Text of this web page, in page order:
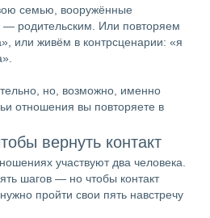
семью, вооружённые
родительским. Или повторяем
или живём в контрсценарии: «я
но, возможно, именно
отношения вы повторяете в
вернуть контакт
участвуют два человека.
шагов — но чтобы контакт
пройти свои пять навстречу